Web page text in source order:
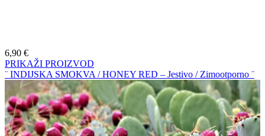
6,90 €
PRIKAŽI PROIZVOD
¨ INDIJSKA SMOKVA / HONEY RED – Jestivo / Zimootporno ¨